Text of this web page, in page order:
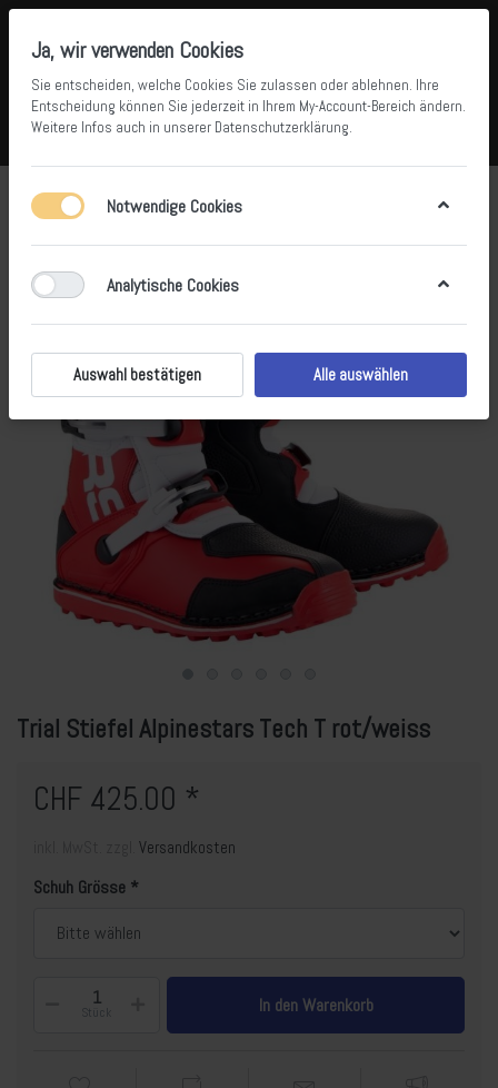
Menü Anmelden Vergleichen Wunschliste
Trial Stiefel Alpinestars Tech T rot/weiss
CHF 425.00 *
Versandkosten
Schuh Grösse
Stück In den Warenkorb
Ja, wir verwenden Cookies
Sie entscheiden, welche Cookies Sie zulassen oder ablehnen. Ihre
Entscheidung können Sie jederzeit in Ihrem My-Account-Bereich ändern.
Weitere Infos auch in unserer Datenschutzerklärung.
Notwendige Cookies
Analytische Cookies
Auswahl bestätigen Alle auswählen